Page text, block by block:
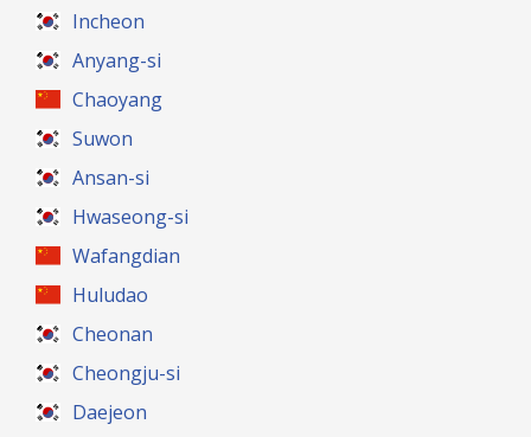
Incheon
Anyang-si
Chaoyang
Suwon
Ansan-si
Hwaseong-si
Wafangdian
Huludao
Cheonan
Cheongju-si
Daejeon